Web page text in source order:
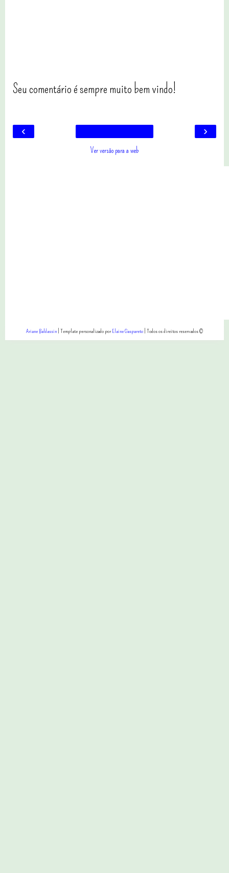
Seu comentário é sempre muito bem vindo!
‹ ›
Ver versão para a web
Ariane Baldassin| Template personalizado porElaine Gaspareto| Todos os direitos reservados ©